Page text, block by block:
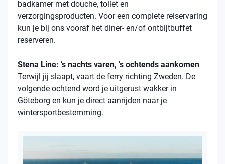
badkamer met douche, toilet en
verzorgingsproducten. Voor een complete reiservaring
kun je bij ons vooraf het diner- en/of ontbijtbuffet
reserveren.
Stena Line: ’s nachts varen, ’s ochtends aankomen
Terwijl jij slaapt, vaart de ferry richting Zweden. De
volgende ochtend word je uitgerust wakker in
Göteborg en kun je direct aanrijden naar je
wintersportbestemming.